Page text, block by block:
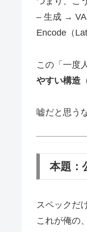
– 生成 →
Encode（
この「一度
やすい構造
嘘だと思う
本題：
スペックだ
これが俺の、